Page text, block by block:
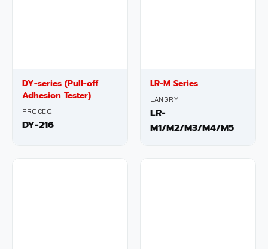
DY-series (Pull-off
Adhesion Tester)
PROCEQ
DY-216
LR-M Series
LANGRY
LR-
M1/M2/M3/M4/M5